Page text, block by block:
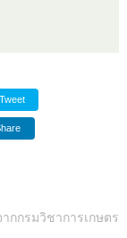
Tweet
กกรมวิชาการเกษตร